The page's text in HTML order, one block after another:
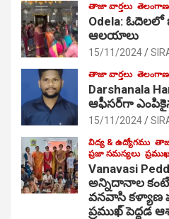
తాజా వార్తలు తెలంగాణ
Odela: ఓదెల‌లో
ఆల‌యాలు
15/11/2024
తాజా వార్తలు తెలంగాణ
Darshanala
ఆఫీసర్‌గా
15/11/2024
విద్య & ఉద్యోగము తాజా
ప్రజా సమస్యలు
Vanavasi
అన్నిదానాల
వనవాసి కళ్యాణ
ప్రముఖ్ పెద్దడ